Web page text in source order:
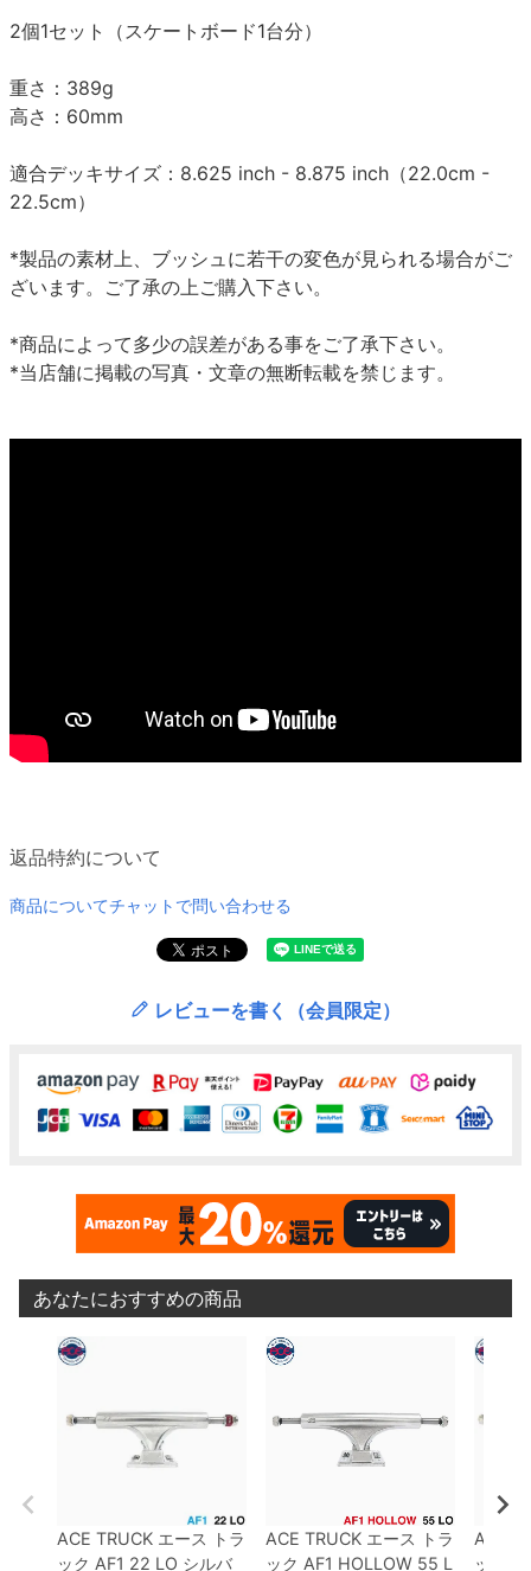
2個1セット（スケートボード1台分）
重さ：389g
高さ：60mm
適合デッキサイズ：8.625 inch - 8.875 inch（22.0cm -
22.5cm）
*製品の素材上、ブッシュに若干の変色が見られる場合がご
ざいます。ご了承の上ご購入下さい。
*商品によって多少の誤差がある事をご了承下さい。
*当店舗に掲載の写真・文章の無断転載を禁じます。
返品特約について
商品についてチャットで問い合わせる
レビューを書く（会員限定）
あなたにおすすめの商品
ACE TRUCK エース
トラ
ック AF1 22 LO シルバ
ACE TRUCK エース
トラ
ック AF1 HOLLOW 55 L
ACE
ック